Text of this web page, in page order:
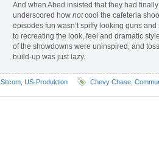
And when Abed insisted that they had
underscored how notcool the cafeteria
episodes fun wasn’t spiffy looking guns
to recreating the look, feel and dramatic
of the showdowns were uninspired, and
build-up was just lazy.
Sitcom US-Produktion Chevy Chase